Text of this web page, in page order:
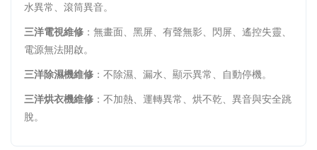
水異常、滾筒異音。
三洋電視維修 ：無畫面、黑屏、有聲無影、閃屏、遙控失靈、
電源無法開啟。
三洋除濕機維修 ：不除濕、漏水、顯示異常、自動停機。
三洋烘衣機維修 ：不加熱、運轉異常、烘不乾、異音與安全跳
脫。